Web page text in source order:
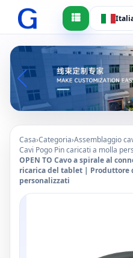
Casa›Categoria›Assemblaggio
Cavi Pogo Pin caricati a molla
OPEN TO Cavo a spirale al
ricarica del tablet | Produttore
personalizzati